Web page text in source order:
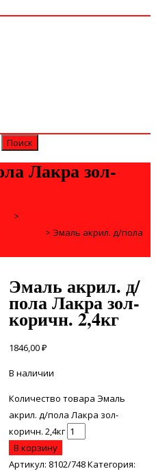
Лакра зол-
>
> Эмаль акрил. д/пола
Эмаль акрил. д/
пола Лакра зол-
коричн. 2,4кг
1846,00₽
В наличии
Количество товара Эмаль
акрил. д/пола Лакра зол-
коричн. 2,4кг
В корзину
Артикул: 8102/748Категория: